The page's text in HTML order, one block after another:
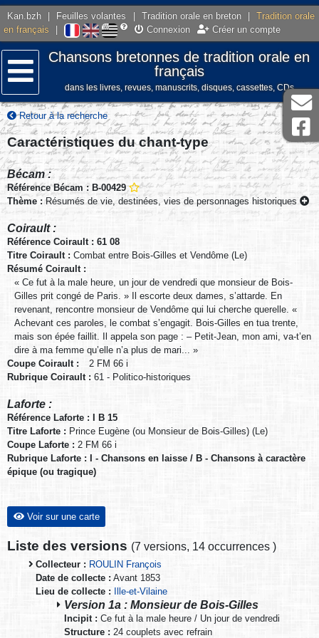
Kan.bzh Feuilles volantes Tradition orale en breton
Tradition orale
en français
Connexion Créer un compte
Menu
Chansons bretonnes de tradition orale en
français
dans les livres, revues, manuscrits, disques, cassettes, CDs
Retour à la recherche
Caractéristiques du chant-type
Bécam :
Référence Bécam : B-00429
Thème : Résumés de vie, destinées, vies de personnages historiques
Coirault :
Référence Coirault : 61 08
Titre Coirault : Combat entre Bois-Gilles et Vendôme (Le)
Résumé Coirault :
« Ce fut à la male heure, un jour de vendredi que monsieur de Bois-
Gilles prit congé de Paris. » Il escorte deux dames, s’attarde. En
revenant, rencontre monsieur de Vendôme qui lui cherche querelle. «
Achevant ces paroles, le combat s’engagit. Bois-Gilles en tua trente,
mais son épée faillit. Il appela son page : – Petit-Jean, mon ami, va-t’en
dire à ma femme qu’elle n’a plus de mari... »
Coupe Coirault :
2 FM 66 i
Rubrique Coirault : 61 - Politico-historiques
Laforte :
Référence Laforte : I B 15
Titre Laforte : Prince Eugène (ou Monsieur de Bois-Gilles) (Le)
Coupe Laforte : 2 FM 66 i
Rubrique Laforte : I - Chansons en laisse / B - Chansons à caractère
épique (ou tragique)
Voir sur une carte
Liste des versions (7 versions, 14 occurrences )
Collecteur : ROULIN François
Date de collecte : Avant 1853
Lieu de collecte :
Ille-et-Vilaine
Version 1a : Monsieur de Bois-Gilles
Incipit : Ce fut à la male heure / Un jour de vendredi
Structure : 24 couplets avec refrain